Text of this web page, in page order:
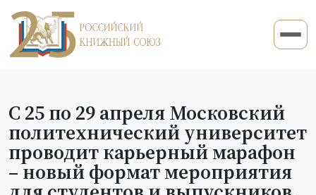
С 25 по 29 апреля Московский
политехнический университет
проводит карьерный марафон
– новый формат мероприятия